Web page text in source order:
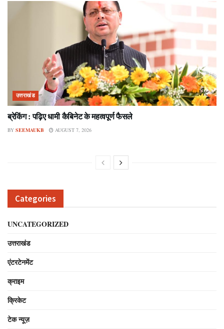
उत्तराखंड
ब्रेकिंग : पढ़िए धामी कैबिनेट के महत्वपूर्ण फैसले
BY SEEMAUKB AUGUST 7, 2026
Categories
UNCATEGORIZED
उत्तराखंड
एंटरटेनमेंट
क्राइम
क्रिकेट
टेक न्यूज़